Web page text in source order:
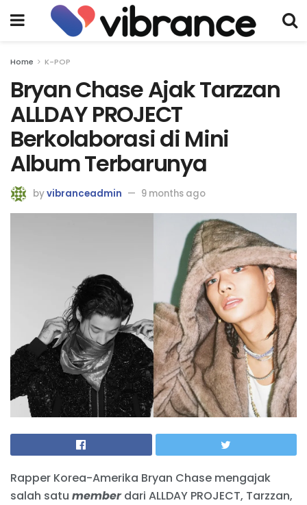
Home K-POP
Bryan Chase Ajak Tarzzan
ALLDAY PROJECT
Berkolaborasi di Mini
Album Terbarunya
byvibranceadmin 9 months ago
Rapper Korea-Amerika Bryan Chase mengajak
salah satu memberdari ALLDAY PROJECT, Tarzzan,